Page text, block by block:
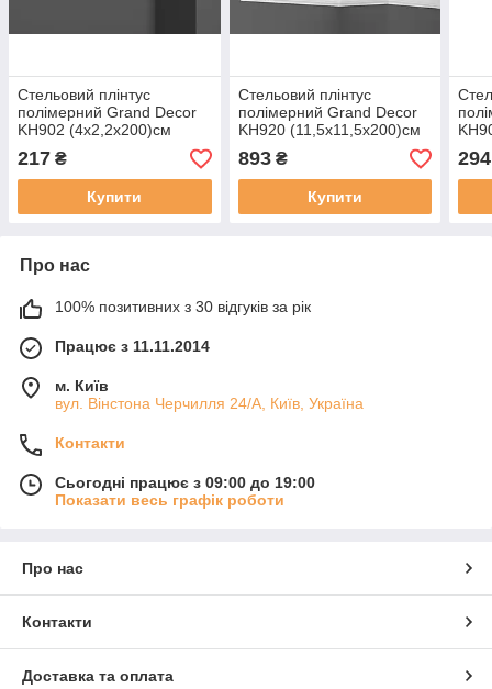
Стельовий плінтус
полімерний Grand Decor
KH902 (4х2,2х200)см
217 ₴
Купити
Стельовий плінтус
полімерний Grand Decor
KH920 (11,5х11,5х200)см
893₴
Купити
294
Про нас
100% позитивних з 30 відгуків за рік
Працює з 11.11.2014
м. Київ
вул. Вінстона Черчилля 24/А, Київ, Україна
Контакти
Сьогодні працює з 09:00 до 19:00
Показати весь графік роботи
Про нас
Контакти
Доставка та оплата